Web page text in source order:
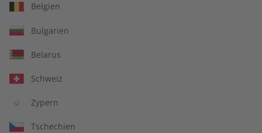
écoute Übungsheft digital
11/2025
Direkt verfügbar
Belgien
Bulgarien
Belarus
Schweiz
Zypern
Tschechien